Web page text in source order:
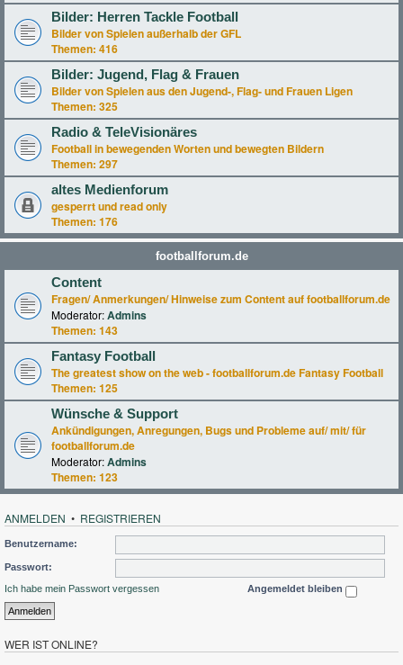
Bilder: Herren Tackle Football
Bilder von Spielen außerhalb der GFL
Themen: 416
Bilder: Jugend, Flag & Frauen
Bilder von Spielen aus den Jugend-, Flag- und Frauen Ligen
Themen: 325
Radio & TeleVisionäres
Football in bewegenden Worten und bewegten Bildern
Themen: 297
altes Medienforum
gesperrt und read only
Themen: 176
footballforum.de
Content
Fragen/ Anmerkungen/ Hinweise zum Content auf footballforum.de
Moderator:Admins
Themen: 143
Fantasy Football
The greatest show on the web - footballforum.de Fantasy Football
Themen: 125
Wünsche & Support
Ankündigungen, Anregungen, Bugs und Probleme auf/ mit/ für
footballforum.de
Moderator:Admins
Themen: 123
ANMELDEN • REGISTRIEREN
Benutzername:
Passwort:
Ich habe mein Passwort vergessen
Angemeldet bleiben
WER IST ONLINE?